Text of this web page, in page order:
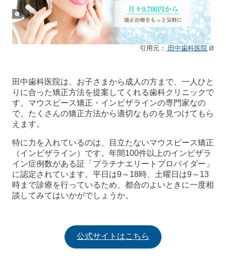
引用元： 田中歯科医院
田中歯科医院は、お子さまから成人の方まで、一人ひと
りに合った矯正方法を提案してくれる歯科クリニックで
す。マウスピース矯正・インビザラインの専門家なの
で、たくさんの矯正方法から適切なものを見つけてもら
えます。
特に力を入れているのは、目立たないマウスピース矯正
（インビザライン）です。年間100件以上のインビザラ
イン症例数がある証「プラチナエリートプロバイダー」
に認定されています。平日は9～18時、土曜日は9～13
時まで診療を行っているため、都合のよいときに一度相
談してみてはいかがでしょうか。
公式サイトはこちら